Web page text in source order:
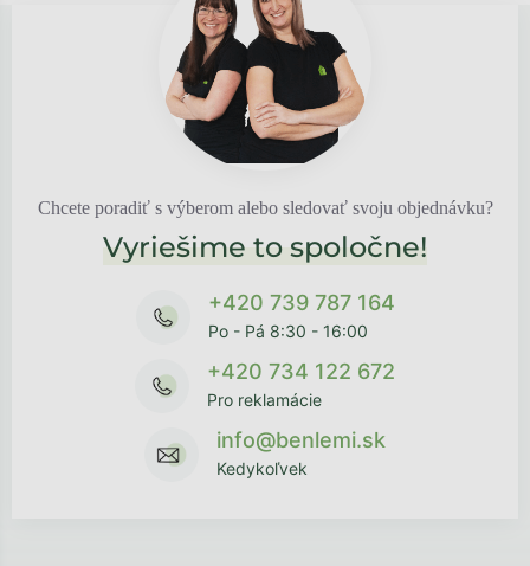
Chcete poradiť s výberom alebo sledovať svoju objednávku?
Vyriešime to spoločne!
+420 739 787 164
Po - Pá 8:30 - 16:00
+420 734 122 672
Pro reklamácie
info@benlemi.sk
Kedykoľvek